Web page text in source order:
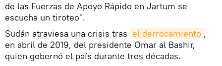
de las Fuerzas de Apoyo Rápido en Jartum se
escucha un tiroteo".
Sudán atraviesa una crisis tras el derrocamiento ,
en abril de 2019, del presidente Omar al Bashir,
quien gobernó el país durante tres décadas.